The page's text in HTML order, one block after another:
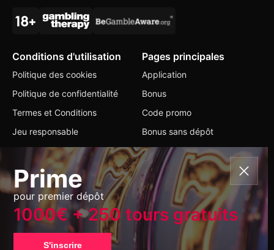
Prime
pour premier dépôt
1000€ + 250 tours gratuits
S'inscrire
Conditions d'utilisation
Politique des cookies
Politique de confidentialité
Termes et Conditions
Jeu responsable
Pages principales
Application
Bonus
Code promo
Bonus sans dépôt
Contacts
+357 85 827063
info@greatwinslots.com
Changer de langue